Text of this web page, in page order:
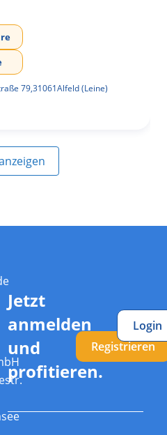
79,31061Alfeld (Leine)
Jetzt
anmelden
und
profitieren.
Registrieren
Login